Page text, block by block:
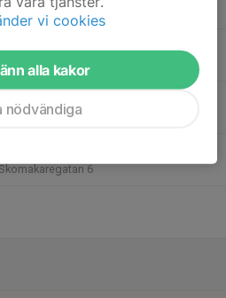
67
6
vi cookies
alla kakor
nödvändiga